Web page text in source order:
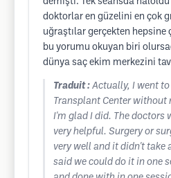
doktorlar en güzelini en çok
uğraştılar gerçekten hepsine
bu yorumu okuyan biri
dünya saç ekim merkezini
Traduit : Actually, I went to
Transplant Center without
I'm glad I did. The doctors
very helpful. Surgery or
very well and it didn't take
said we could do it in one